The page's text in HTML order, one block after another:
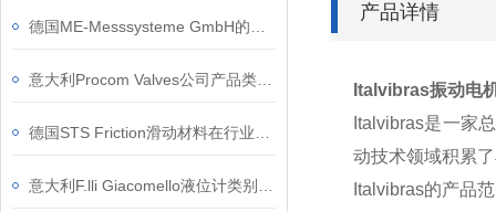
产品详情
Italvibras振动电
Italvibras是一家
动技术领域积累
Italvibras的产品